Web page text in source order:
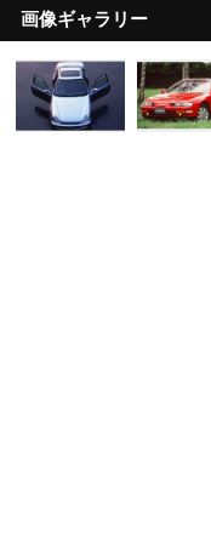
画像ギャラリー